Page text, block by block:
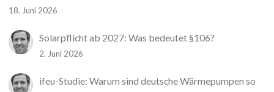
18. Juni 2026
Solarpflicht ab 2027: Was bedeutet §106?
2. Juni 2026
ifeu-Studie: Warum sind deutsche Wärmepumpen so